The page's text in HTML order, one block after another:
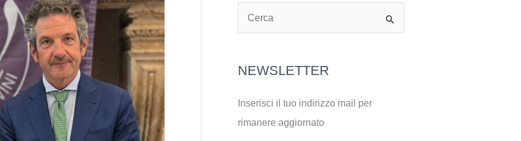
e
c
:
NEWSLETTER
Inserisci il tuo indirizzo mail per
rimanere aggiornato